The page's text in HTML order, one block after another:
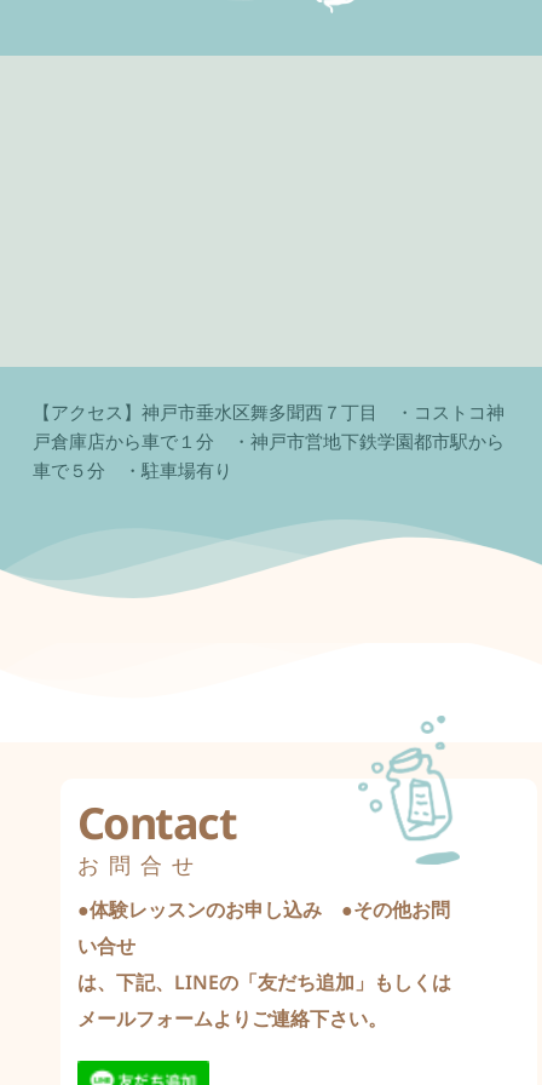
【アクセス】神戸市垂水区舞多聞西７丁目　・コストコ神
戸倉庫店から車で１分　・神戸市営地下鉄学園都市駅から
車で５分　・駐車場有り
Contact
お問合せ
●体験レッスンのお申し込み　●その他お問
い合せ
は、下記、LINEの「友だち追加」もしくは
メールフォームよりご連絡下さい。